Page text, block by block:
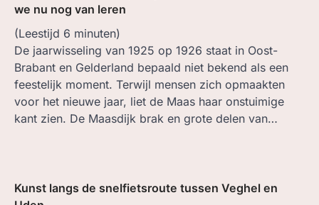
we nu nog van leren
(Leestijd 6 minuten)
De jaarwisseling van 1925 op 1926 staat in Oost-
Brabant en Gelderland bepaald niet bekend als een
feestelijk moment. Terwijl mensen zich opmaakten
voor het nieuwe jaar, liet de Maas haar onstuimige
kant zien. De Maasdijk brak en grote delen van…
Kunst langs de snelfietsroute tussen Veghel en